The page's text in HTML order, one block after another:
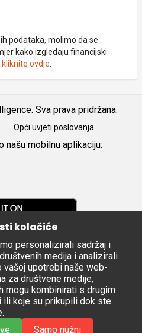
podataka, molimo da se
kako izgledaju financijski
kliknite ovdje
Sva prava pridržana.
Opći uvjeti poslovanja
našu mobilnu aplikaciju:
kolačiće
personalizirali sadržaj i
medija i analizirali
upotrebi naše web-
za društvene medije,
mogu kombinirati s drugim
koje su prikupili dok ste
Samo nužni